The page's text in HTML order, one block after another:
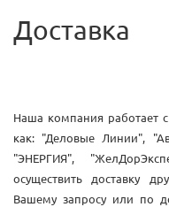
Доставка
Наша компания работает
как: "Деловые Линии",
"ЭНЕРГИЯ",
осуществить доставку
Вашему запросу или по